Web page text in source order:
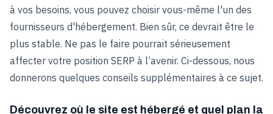
à vos besoins, vous pouvez choisir vous-même l'un des
fournisseurs d'hébergement. Bien sûr, ce devrait être le
plus stable. Ne pas le faire pourrait sérieusement
affecter votre position SERP à l’avenir. Ci-dessous, nous
donnerons quelques conseils supplémentaires à ce sujet.
Découvrez où le site est hébergé et quel plan la